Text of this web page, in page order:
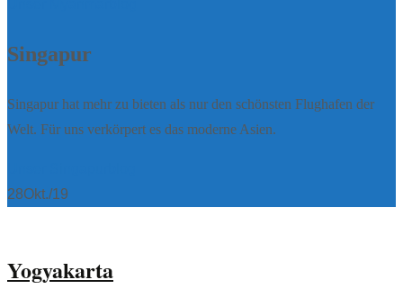
Singapur
Singapur hat mehr zu bieten als nur den schönsten Flughafen der
Welt. Für uns verkörpert es das moderne Asien.
28Okt./19
Yogyakarta